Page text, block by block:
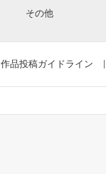
「なんかあっ
噂や見た目と
天地くんは私
その他
作品投稿ガイドライン